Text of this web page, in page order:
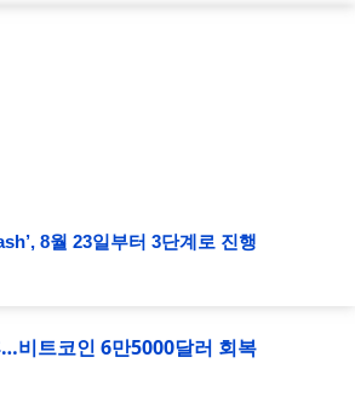
8월 23일부터 3단계로 진행
비트코인 6만5000달러 회복